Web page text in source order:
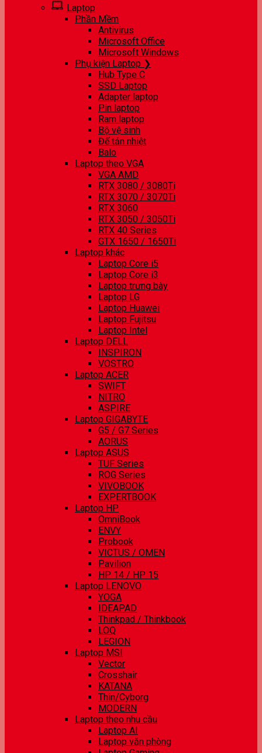
Laptop
Phần Mềm
Antivirus
Microsoft Office
Microsoft Windows
Phụ kiện Laptop ❯
Hub Type C
SSD Laptop
Adapter laptop
Pin laptop
Ram laptop
Bộ vệ sinh
Đế tản nhiệt
Balo
Laptop theo VGA
VGA AMD
RTX 3080 / 3080Ti
RTX 3070 / 3070Ti
RTX 3060
RTX 3050 / 3050Ti
RTX 40 Series
GTX 1650 / 1650Ti
Laptop khác
Laptop Core i5
Laptop Core i3
Laptop trưng bày
Laptop LG
Laptop Huawei
Laptop Fujitsu
Laptop Intel
Laptop DELL
INSPIRON
VOSTRO
Laptop ACER
SWIFT
NITRO
ASPIRE
Laptop GIGABYTE
G5 / G7 Series
AORUS
Laptop ASUS
TUF Series
ROG Series
VIVOBOOK
EXPERTBOOK
Laptop HP
OmniBook
ENVY
Probook
VICTUS / OMEN
Pavilion
HP 14 / HP 15
Laptop LENOVO
YOGA
IDEAPAD
Thinkpad / Thinkbook
LOQ
LEGION
Laptop MSI
Vector
Crosshair
KATANA
Thin/Cyborg
MODERN
Laptop theo nhu cầu
Laptop AI
Laptop văn phòng